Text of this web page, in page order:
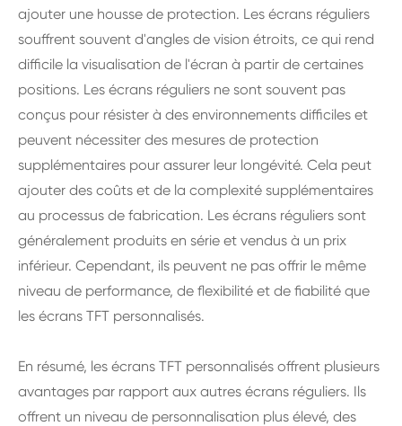
ajouter une housse de protection. Les écrans réguliers
souffrent souvent d'angles de vision étroits, ce qui rend
difficile la visualisation de l'écran à partir de certaines
positions. Les écrans réguliers ne sont souvent pas
conçus pour résister à des environnements difficiles et
peuvent nécessiter des mesures de protection
supplémentaires pour assurer leur longévité. Cela peut
ajouter des coûts et de la complexité supplémentaires
au processus de fabrication. Les écrans réguliers sont
généralement produits en série et vendus à un prix
inférieur. Cependant, ils peuvent ne pas offrir le même
niveau de performance, de flexibilité et de fiabilité que
les écrans TFT personnalisés.
En résumé, les écrans TFT personnalisés offrent plusieurs
avantages par rapport aux autres écrans réguliers. Ils
offrent un niveau de personnalisation plus élevé, des